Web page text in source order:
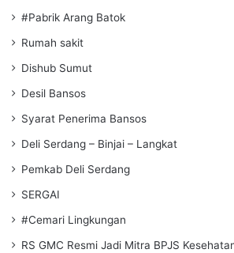
#Pabrik Arang Batok
Rumah sakit
Dishub Sumut
Desil Bansos
Syarat Penerima Bansos
Deli Serdang – Binjai – Langkat
Pemkab Deli Serdang
SERGAI
#Cemari Lingkungan
RS GMC Resmi Jadi Mitra BPJS